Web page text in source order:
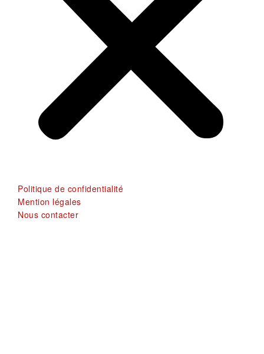
Politique de confidentialité
Mention légales
Nous contacter